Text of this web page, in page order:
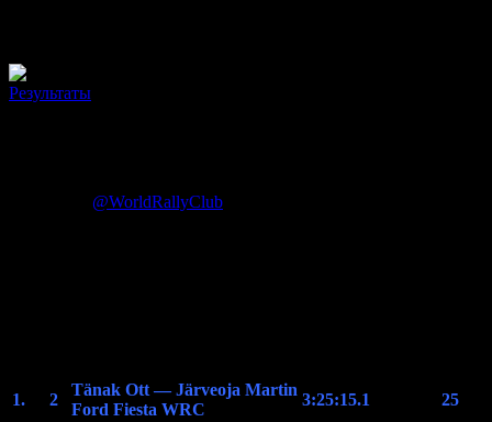
Результаты
@WorldRallyClub
1.
2
Tänak Ott—Järveoja Martin
Ford Fiesta WRC
3:25:15.1 25